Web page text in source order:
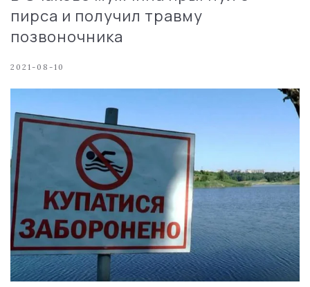
пирса и получил травму
позвоночника
2021-08-10